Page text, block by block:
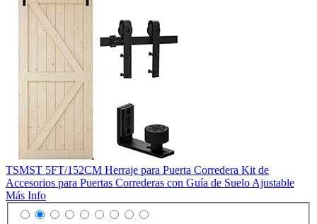
TSMST 5FT/152CM Herraje para Puerta Corredera Kit de
Accesorios para Puertas Correderas con Guía de Suelo Ajustable
Más Info